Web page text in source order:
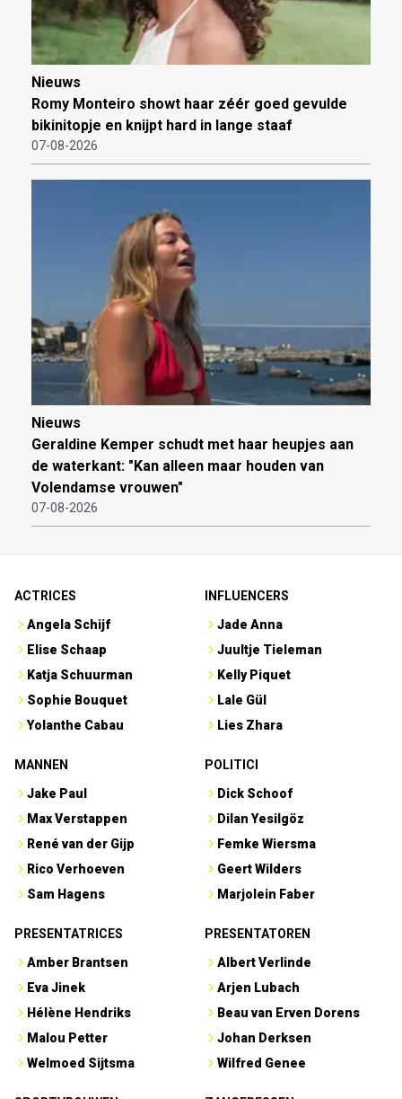
Nieuws
Romy Monteiro showt haar zéér goed gevulde
bikinitopje en knijpt hard in lange staaf
07-08-2026
Nieuws
Geraldine Kemper schudt met haar heupjes aan
de waterkant: "Kan alleen maar houden van
Volendamse vrouwen"
07-08-2026
ACTRICES
Angela Schijf
Elise Schaap
Katja Schuurman
Sophie Bouquet
Yolanthe Cabau
INFLUENCERS
Jade Anna
Juultje Tieleman
Kelly Piquet
Lale Gül
Lies Zhara
MANNEN
Jake Paul
Max Verstappen
René van der Gijp
Rico Verhoeven
Sam Hagens
POLITICI
Dick Schoof
Dilan Yesilgöz
Femke Wiersma
Geert Wilders
Marjolein Faber
PRESENTATRICES
Amber Brantsen
Eva Jinek
Hélène Hendriks
Malou Petter
Welmoed Sijtsma
PRESENTATOREN
Albert Verlinde
Arjen Lubach
Beau van Erven Dorens
Johan Derksen
Wilfred Genee